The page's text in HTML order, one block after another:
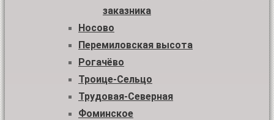
заказника
Носово
Перемиловская высота
Рогачёво
Троице-Сельцо
Трудовая-Северная
Фоминское